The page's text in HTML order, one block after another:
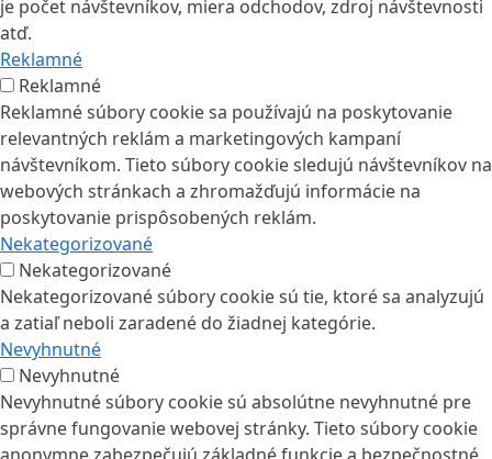
je počet návštevníkov, miera odchodov, zdroj návštevnosti
atď.
Reklamné
Reklamné
Reklamné súbory cookie sa používajú na poskytovanie
relevantných reklám a marketingových kampaní
návštevníkom. Tieto súbory cookie sledujú návštevníkov na
webových stránkach a zhromažďujú informácie na
poskytovanie prispôsobených reklám.
Nekategorizované
Nekategorizované
Nekategorizované súbory cookie sú tie, ktoré sa analyzujú
a zatiaľ neboli zaradené do žiadnej kategórie.
Nevyhnutné
Nevyhnutné
Nevyhnutné súbory cookie sú absolútne nevyhnutné pre
správne fungovanie webovej stránky. Tieto súbory cookie